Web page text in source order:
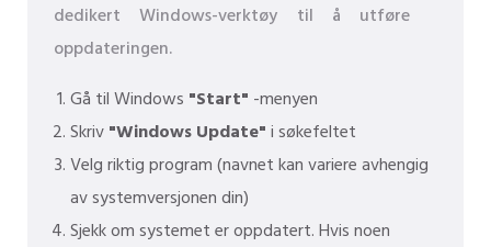
dedikert Windows-verktøy til å utføre
oppdateringen.
Gå til Windows "Start" -menyen
Skriv"Windows Update"i søkefeltet
Velg riktig program (navnet kan variere avhengig
av systemversjonen din)
Sjekk om systemet er oppdatert. Hvis noen